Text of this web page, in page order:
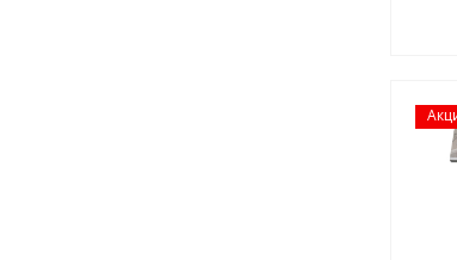
В